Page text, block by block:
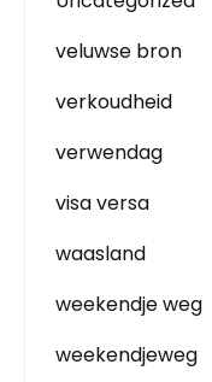
veluwse bron
verkoudheid
verwendag
visa versa
waasland
weekendje weg
weekendjeweg